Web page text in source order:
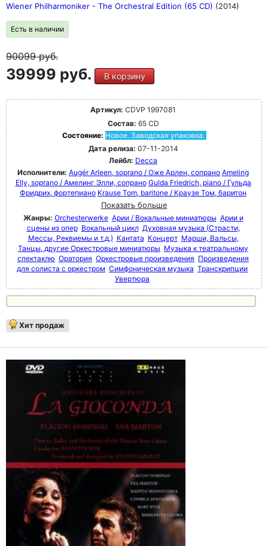
Wiener Philharmoniker - The Orchestral Edition (65 CD) (2014)
Есть в наличии
90099руб.
39999 руб. В корзину
Артикул: CDVP 1997081
Состав: 65 CD
Состояние: Новое. Заводская упаковка.
Дата релиза: 07-11-2014
Лейбл: Decca
Исполнители: Augér Arleen, soprano / Оже Арлен, сопрано Ameling
Elly, soprano / Амелинг Элли, сопрано Gulda Friedrich, piano / Гульда
Фридрих, фортепиано Krause Tom, baritone / Краузе Том, баритон
Показать больше
Жанры: Orchesterwerke Арии / Вокальные миниатюры Арии и
сцены из опер Вокальный цикл Духовная музыка (Страсти,
Мессы, Реквиемы и т.д.) Кантата Концерт Марши, Вальсы,
Танцы, другие Оркестровые миниатюры Музыка к театральному
спектаклю Оратория Оркестровые произведения Произведения
для солиста с оркестром Симфоническая музыка Транскрипции
Увертюра
Хит продаж